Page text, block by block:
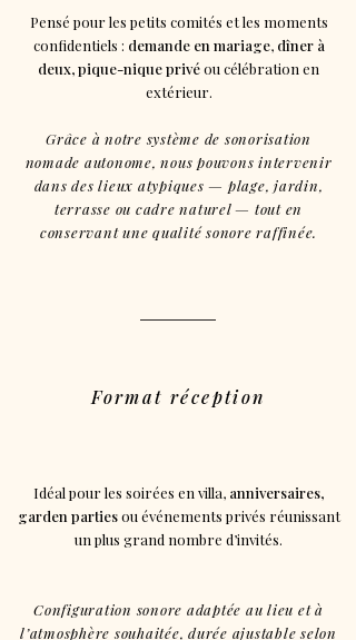
Pensé pour les petits comités et les moments
confidentiels : demande en mariage, dîner à
deux, pique-nique privéou célébration en
extérieur.
Grâce à notre système de sonorisation
nomade autonome, nous pouvons intervenir
dans des lieux atypiques — plage, jardin,
terrasse ou cadre naturel — tout en
conservant une qualité sonore raffinée.
Format réception
Idéal pour les soirées en villa, anniversaires,
garden partiesou événements privés réunissant
un plus grand nombre d’invités.
Configuration sonore adaptée au lieu et à
l’atmosphère souhaitée, durée ajustable selon